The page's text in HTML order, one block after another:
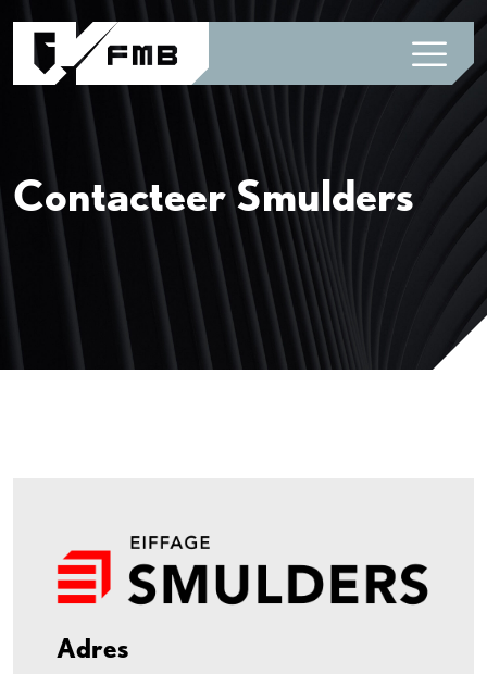
Contacteer Smulders
Adres